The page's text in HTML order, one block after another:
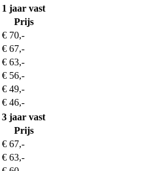
1 jaar vast
Prijs
€ 70,-
€ 67,-
€ 63,-
€ 56,-
€ 49,-
€ 46,-
3 jaar vast
Prijs
€ 67,-
€ 63,-